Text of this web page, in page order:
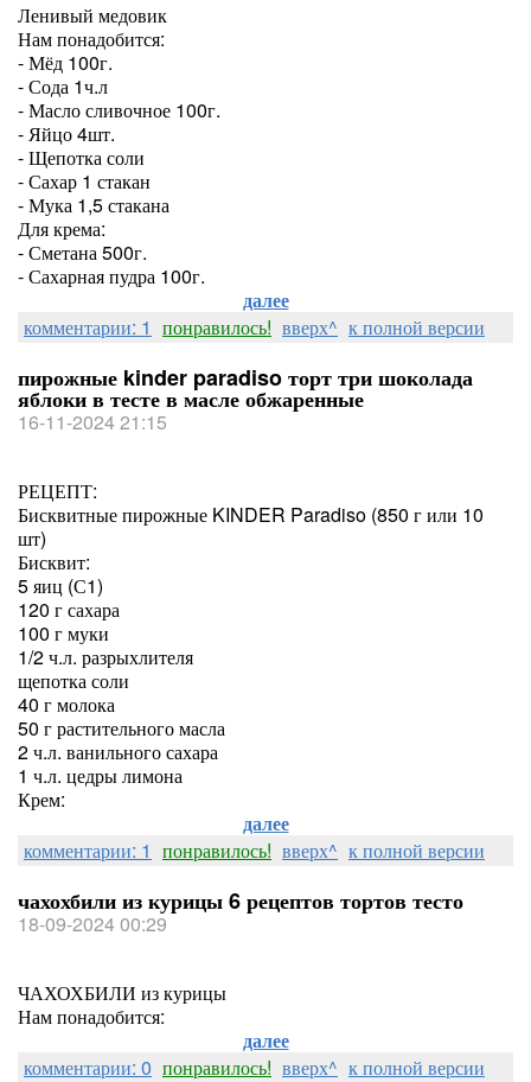
Ленивый медовик
Нам понадобится:
- Мёд 100г.
- Сода 1ч.л
- Масло сливочное 100г.
- Яйцо 4шт.
- Щепотка соли
- Сахар 1 стакан
- Мука 1,5 стакана
Для крема:
- Сметана 500г.
- Сахарная пудра 100г.
далее
комментарии: 1 понравилось! вверх^ к полной версии
пирожные kinder paradiso торт три шоколада
яблоки в тесте в масле обжаренные
16-11-2024 21:15
РЕЦЕПТ:
Бисквитные пирожные KINDER Paradiso (850 г или 10
шт)
Бисквит:
5 яиц (С1)
120 г сахара
100 г муки
1/2 ч.л. разрыхлителя
щепотка соли
40 г молока
50 г растительного масла
2 ч.л. ванильного сахара
1 ч.л. цедры лимона
Крем:
далее
комментарии: 1 понравилось! вверх^ к полной версии
чахохбили из курицы 6 рецептов тортов тесто
18-09-2024 00:29
ЧАХОХБИЛИ из курицы
Нам понадобится:
далее
комментарии: 0 понравилось! вверх^ к полной версии